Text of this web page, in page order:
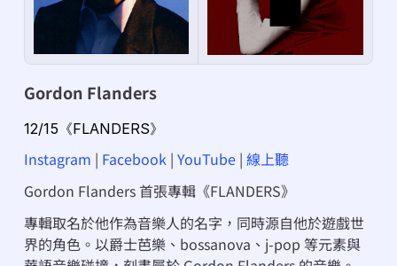
Gordon Flanders
12/15《FLANDERS》
Instagram | Facebook | YouTube | 線上聽
Gordon Flanders 首張專輯《FLANDERS》
專輯取名於他作為音樂人的名字，同時源自他於遊戲世
界的角色。以爵士芭樂、bossanova、j-pop 等元素與